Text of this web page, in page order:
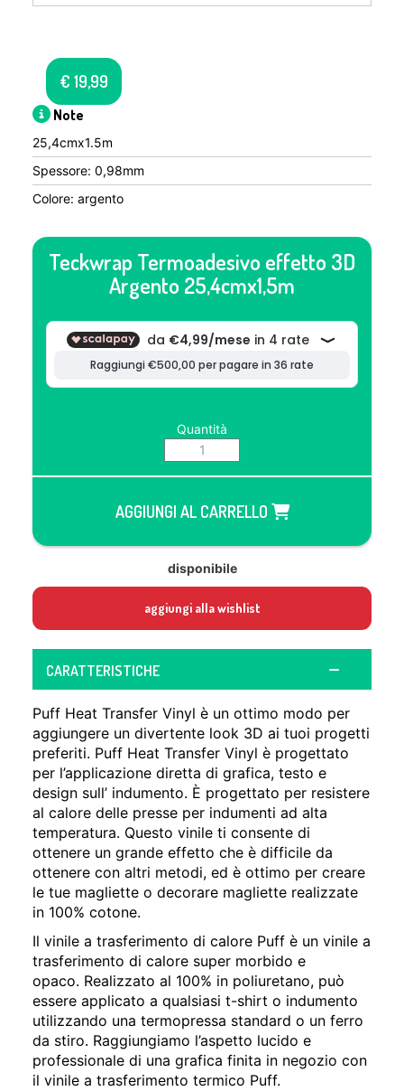
€ 19,99
Note
25,4cmx1.5m
Spessore: 0,98mm
Colore: argento
Teckwrap Termoadesivo effetto 3D
Argento 25,4cmx1,5m
Quantità
AGGIUNGI AL CARRELLO
disponibile
aggiungi alla wishlist
CARATTERISTICHE
Puff Heat Transfer Vinyl è un ottimo modo per
aggiungere un divertente look 3D ai tuoi progetti
preferiti. Puff Heat Transfer Vinyl è progettato
per l’applicazione diretta di grafica, testo e
design sull’ indumento. È progettato per resistere
al calore delle presse per indumenti ad alta
temperatura. Questo vinile ti consente di
ottenere un grande effetto che è difficile da
ottenere con altri metodi, ed è ottimo per creare
le tue magliette o decorare magliette realizzate
in 100% cotone.
Il vinile a trasferimento di calore Puff è un vinile a
trasferimento di calore super morbido e
opaco. Realizzato al 100% in poliuretano, può
essere applicato a qualsiasi t-shirt o indumento
utilizzando una termopressa standard o un ferro
da stiro. Raggiungiamo l’aspetto lucido e
professionale di una grafica finita in negozio con
il vinile a trasferimento termico Puff.